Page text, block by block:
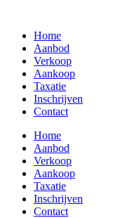
contentHome
Aanbod
Verkoop
Aankoop
Taxatie
Inschrijven
Contact
Home
Aanbod
Verkoop
Aankoop
Taxatie
Inschrijven
Contact